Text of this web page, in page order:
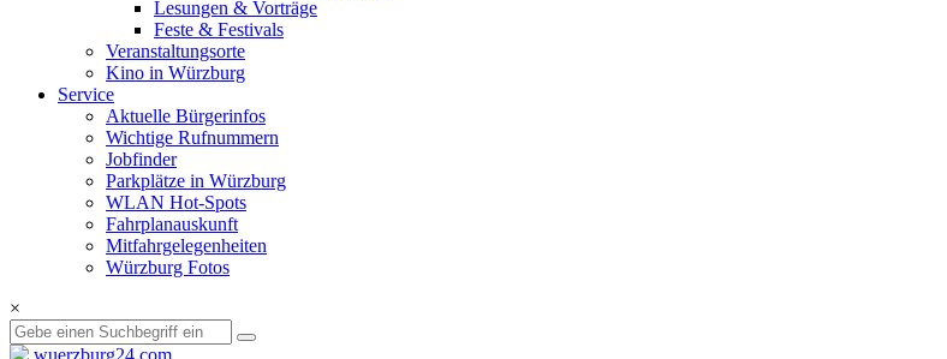
Lesungen & Vorträge
Feste & Festivals
Veranstaltungsorte
Kino in Würzburg
Service
Aktuelle Bürgerinfos
Wichtige Rufnummern
Jobfinder
Parkplätze in Würzburg
WLAN Hot-Spots
Fahrplanauskunft
Mitfahrgelegenheiten
Würzburg Fotos
×